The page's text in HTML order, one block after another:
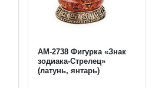
AM-2738 Фигурка «Знак
зодиака-Стрелец»
(латунь, янтарь)